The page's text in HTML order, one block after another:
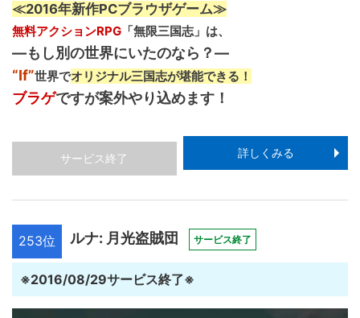
≪2016年新作PCブラウザゲーム≫
無料アクションRPG 「無限三国志」は、
―もし別の世界にいたのなら？―
“If”世界でオリジナル三国志が堪能できる！
ブラゲですが案外やり込めます！
サービス終了 詳しくみる
253位 ルナ: 月光盗賊団 サービス終了
※2016/08/29サービス終了※